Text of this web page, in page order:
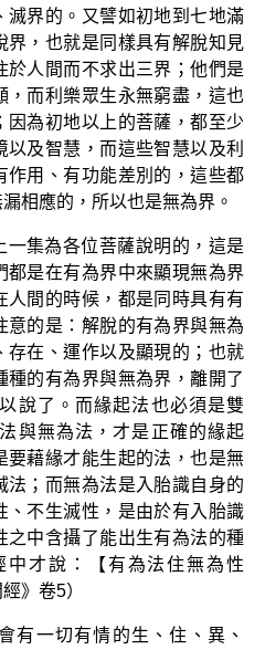
滅界的。又譬如初地到七地滿
界，也就是同樣具有解脫知見
於人間而不求出三界；他們是
，而利樂眾生永無窮盡，這也
因為初地以上的菩薩，都至少
及智慧，而這些智慧以及利
作用、有功能差別的，這些都
相應的，所以也是無為界。
一集為各位菩薩說明的，這是
都是在有為界中來顯現無為界
人間的時候，都是同時具有有
意的是：解脫的有為界與無為
存在、運作以及顯現的；也就
種的有為界與無為界，離開了
說了。而緣起法也必須是雙
與無為法，才是正確的緣起
要藉緣才能生起的法，也是無
法；而無為法是入胎識自身的
、不生滅性，是由於有入胎識
之中含攝了能出生有為法的種
才說：【有為法住無為性
》卷5）
有一切有情的生、住、異、